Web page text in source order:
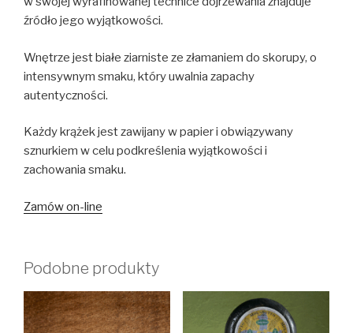
źródło jego wyjątkowości.
Wnętrze jest białe ziarniste ze złamaniem do skorupy, o
intensywnym smaku, który uwalnia zapachy
autentyczności.
Każdy krążek jest zawijany w papier i obwiązywany
sznurkiem w celu podkreślenia wyjątkowości i
zachowania smaku.
Zamów on-line
Podobne produkty